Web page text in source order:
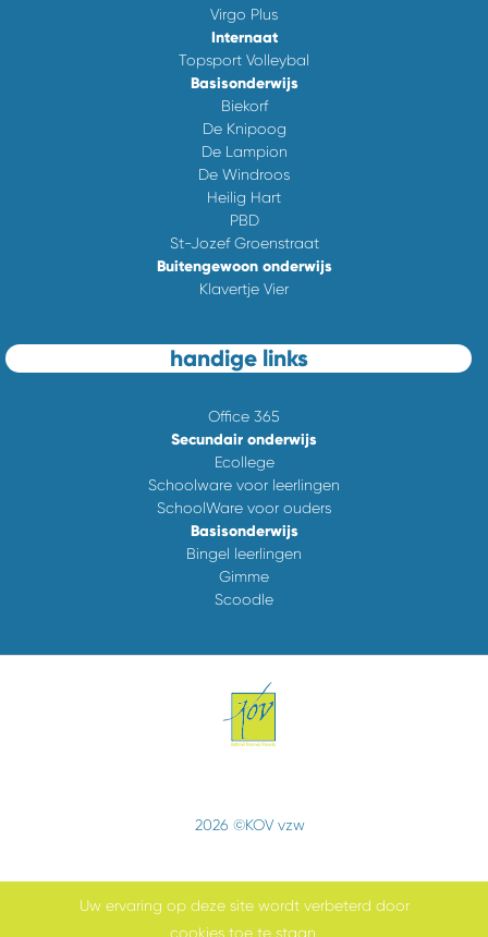
Virgo Plus
Internaat
Topsport Volleybal
Basisonderwijs
Biekorf
De Knipoog
De Lampion
De Windroos
Heilig Hart
PBD
St-Jozef Groenstraat
Buitengewoon onderwijs
Klavertje Vier
handige links
Office 365
Secundair onderwijs
Ecollege
Schoolware voor leerlingen
SchoolWare voor ouders
Basisonderwijs
Bingel leerlingen
Gimme
Scoodle
2026 ©KOV vzw
Uw ervaring op deze site wordt verbeterd door
cookies toe te staan.